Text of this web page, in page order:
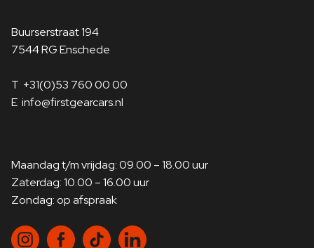
Buurserstraat 194
7544 RG Enschede
T +31(0)53 760 00 00
E info@firstgearcars.nl
Maandag t/m vrijdag: 09.00 – 18.00 uur
Zaterdag: 10.00 – 16.00 uur
Zondag: op afspraak